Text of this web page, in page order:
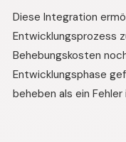
Diese Integration
Entwicklungsprozess
Behebungskosten
Entwicklungsphase
beheben als ein